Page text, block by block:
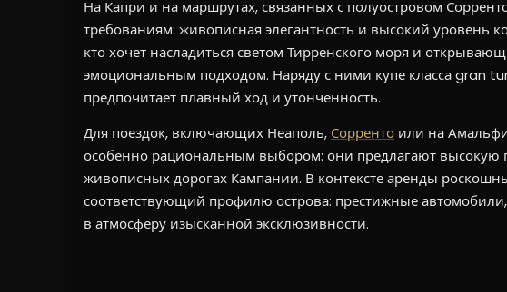
На Капри и на маршрутах, связанных с полуостровом
требованиям: живописная элегантность и высокий уровень
кто хочет насладиться светом Тирренского моря и
эмоциональным подходом. Наряду с ними купе класса gran
предпочитает плавный ход и утонченность.
Для поездок, включающих Неаполь, Сорренто или на
особенно рациональным выбором: они предлагают высокую
живописных дорогах Кампании. В контексте аренды
соответствующий профилю острова: престижные
в атмосферу изысканной эксклюзивности.